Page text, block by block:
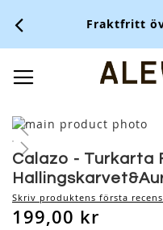
Fraktfritt
Skip
to
the
end
of
the
images
Skip
to
the
beginning
of
the
Calazo - Turkarta
Skriv produktens första
199,00 kr